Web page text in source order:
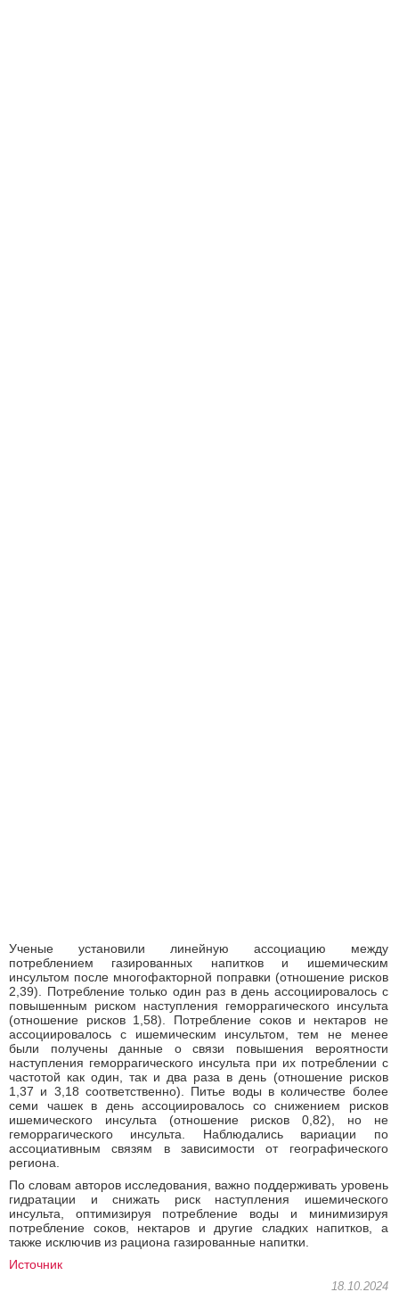
Ученые установили линейную ассоциацию между
потреблением газированных напитков и ишемическим
инсультом после многофакторной поправки (отношение рисков
2,39). Потребление только один раз в день ассоциировалось с
повышенным риском наступления геморрагического инсульта
(отношение рисков 1,58). Потребление соков и нектаров не
ассоциировалось с ишемическим инсультом, тем не менее
были получены данные о связи повышения вероятности
наступления геморрагического инсульта при их потреблении с
частотой как один, так и два раза в день (отношение рисков
1,37 и 3,18 соответственно). Питье воды в количестве более
семи чашек в день ассоциировалось со снижением рисков
ишемического инсульта (отношение рисков 0,82), но не
геморрагического инсульта. Наблюдались вариации по
ассоциативным связям в зависимости от географического
региона.
По словам авторов исследования, важно поддерживать уровень
гидратации и снижать риск наступления ишемического
инсульта, оптимизируя потребление воды и минимизируя
потребление соков, нектаров и другие сладких напитков, а
также исключив из рациона газированные напитки.
Источник
18.10.2024